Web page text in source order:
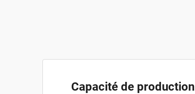
Capacité de production